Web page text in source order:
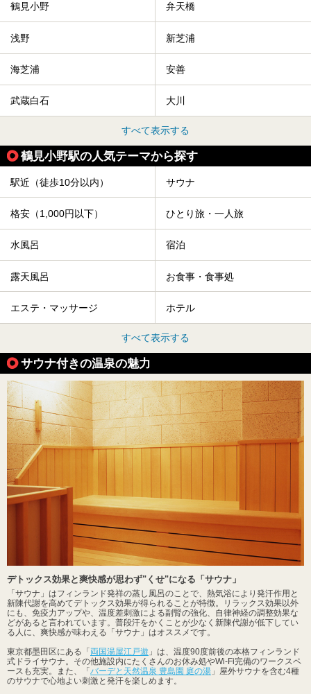
鶴見小野 弁天橋
浅野 新芝浦
海芝浦 安善
武蔵白石 大川
すべて表示する
鶴見小野駅の人気テーマから探す
駅近（徒歩10分以内） サウナ
格安（1,000円以下） ひとり旅・一人旅
水風呂 宿泊
露天風呂 お食事・食事処
エステ・マッサージ ホテル
すべて表示する
サウナ付きの温泉の魅力
デトックス効果と爽快感が思わず"くせ"になる「サウナ」
「サウナ」はフィンランド発祥の蒸し風呂のことで、熱気浴により発汗作用と
新陳代謝を高めてデトックス効果が得られることが特徴。リラックス効果以外
にも、免疫力アップや、温度差刺激による副腎の強化、自律神経の調整効果な
どがあると言われています。普段汗をかくことが少なく新陳代謝が低下してい
る人に、爽快感が味わえる「サウナ」はオススメです。
東京都墨田区にある「 両国湯屋江戸遊 」は、温度90度前後の本格フィンランド
式ドライサウナ。その他施設内にたくさんのお休み処やWi-Fi完備のワークスペ
ースも充実。また、「 バーデと天然温泉 豊島園 庭の湯 」屋外サウナを含む4種
のサウナで心地よい刺激と発汗を楽しめます。